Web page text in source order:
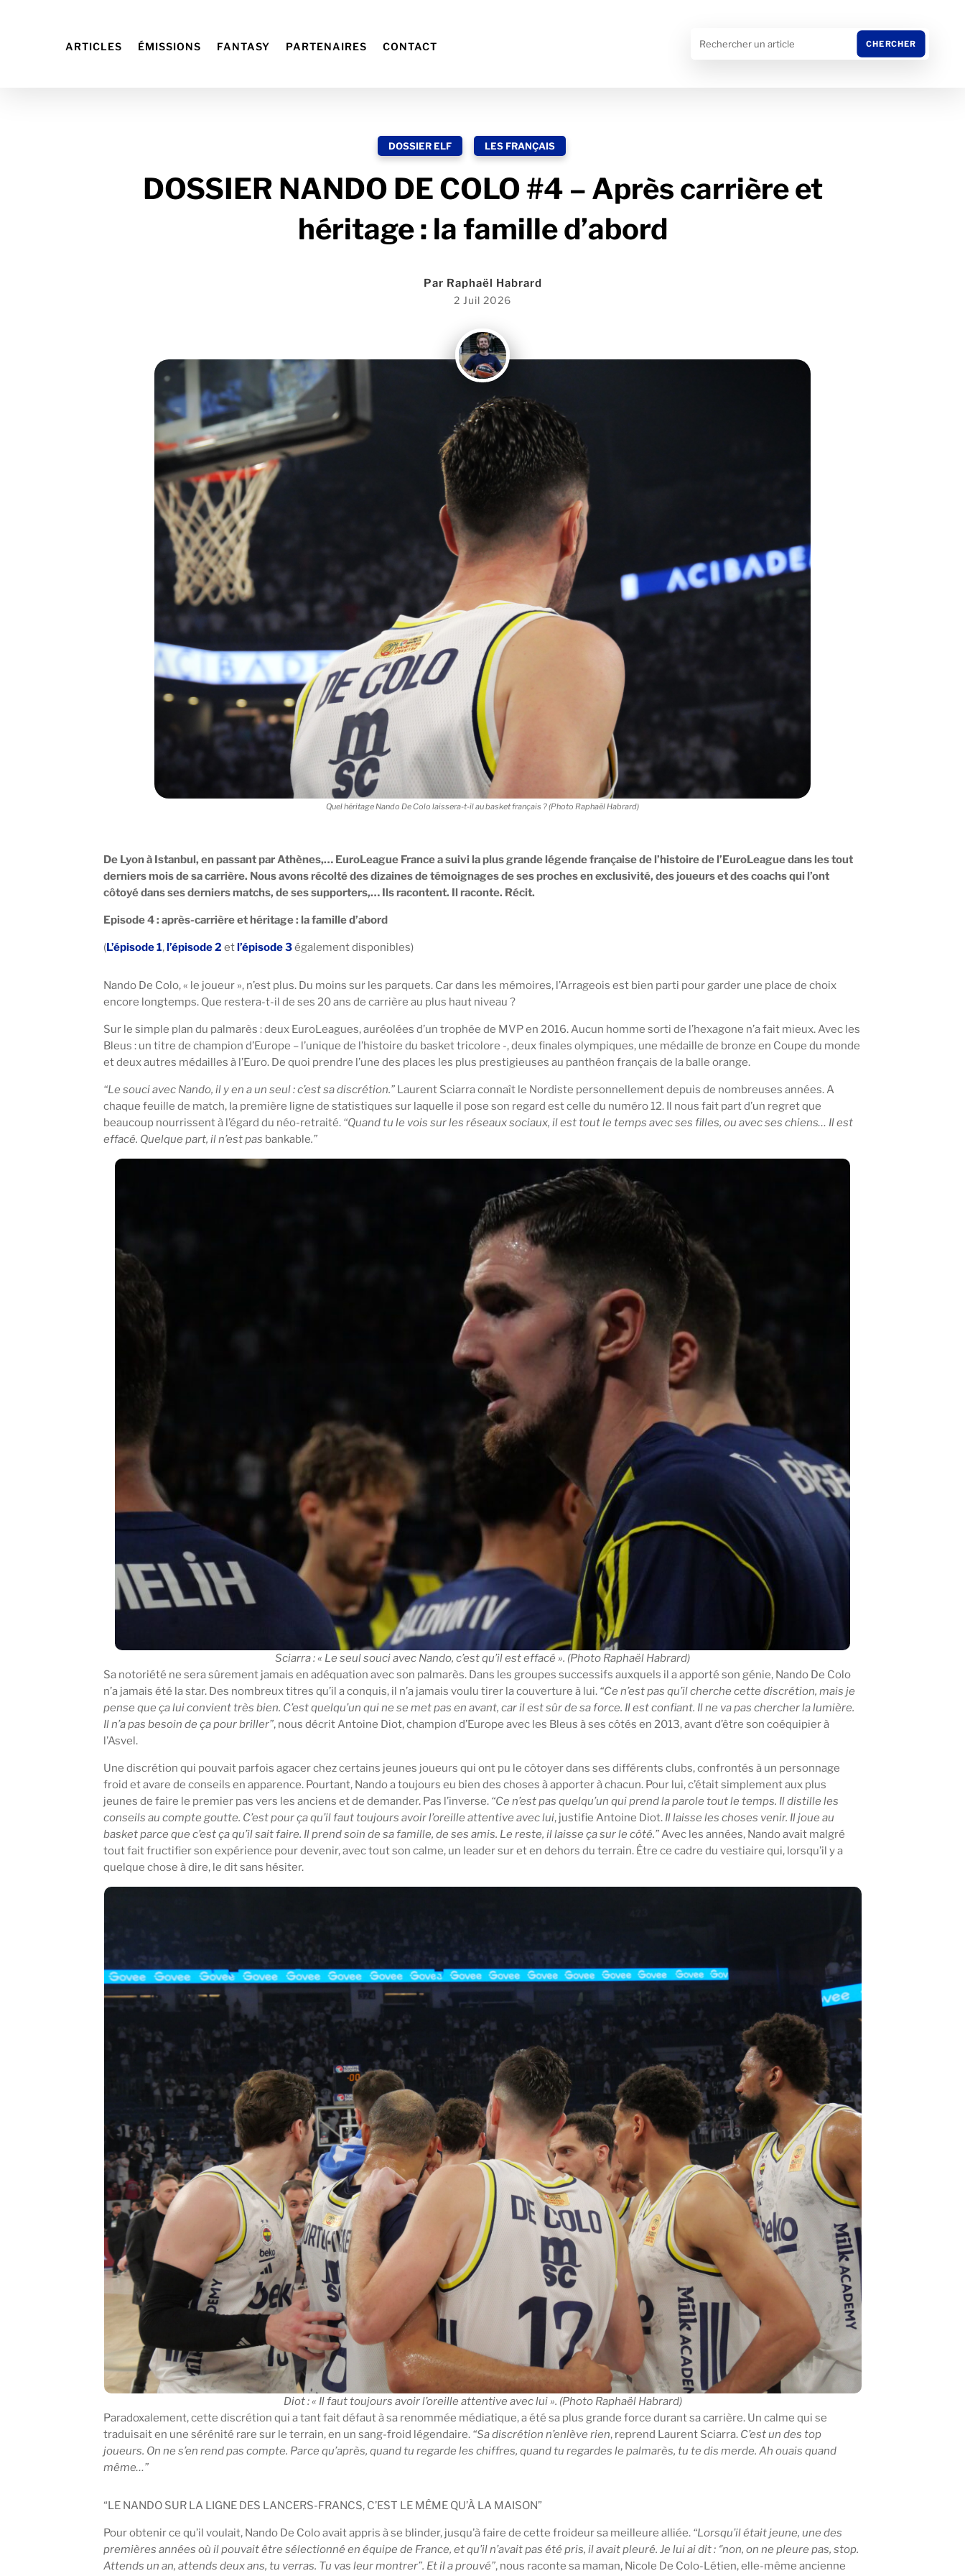
ARTICLES ÉMISSIONS FANTASY PARTENAIRES CONTACT
DOSSIER ELF LES FRANÇAIS
DOSSIER NANDO DE COLO #4 – Après carrière et
héritage : la famille d’abord
Par Raphaël Habrard
2 Juil 2026
Quel héritage Nando De Colo laissera-t-il au basket français ? (Photo Raphaël Habrard)
De Lyon à Istanbul, en passant par Athènes,… EuroLeague France a suivi la plus grande légende française de l’histoire de l’EuroLeague dans les tout
derniers mois de sa carrière. Nous avons récolté des dizaines de témoignages de ses proches en exclusivité, des joueurs et des coachs qui l’ont
côtoyé dans ses derniers matchs, de ses supporters,… Ils racontent. Il raconte. Récit.
Episode 4 : après-carrière et héritage : la famille d’abord
(L’épisode 1,l’épisode 2 etl’épisode 3également disponibles)
Nando De Colo, « le joueur », n’est plus. Du moins sur les parquets. Car dans les mémoires, l’Arrageois est bien parti pour garder une place de choix
encore longtemps. Que restera-t-il de ses 20 ans de carrière au plus haut niveau ?
Sur le simple plan du palmarès : deux EuroLeagues, auréolées d’un trophée de MVP en 2016. Aucun homme sorti de l’hexagone n’a fait mieux. Avec les
Bleus : un titre de champion d’Europe – l’unique de l’histoire du basket tricolore -, deux finales olympiques, une médaille de bronze en Coupe du monde
et deux autres médailles à l’Euro. De quoi prendre l’une des places les plus prestigieuses au panthéon français de la balle orange.
“Le souci avec Nando, il y en a un seul : c’est sa discrétion.” Laurent Sciarra connaît le Nordiste personnellement depuis de nombreuses années. A
chaque feuille de match, la première ligne de statistiques sur laquelle il pose son regard est celle du numéro 12. Il nous fait part d’un regret que
beaucoup nourrissent à l’égard du néo-retraité. “Quand tu le vois sur les réseaux sociaux, il est tout le temps avec ses filles, ou avec ses chiens… Il est
effacé. Quelque part, il n’est pas bankable.”
Sciarra : « Le seul souci avec Nando, c’est qu’il est effacé ». (Photo Raphaël Habrard)
Sa notoriété ne sera sûrement jamais en adéquation avec son palmarès. Dans les groupes successifs auxquels il a apporté son génie, Nando De Colo
n’a jamais été la star. Des nombreux titres qu’il a conquis, il n’a jamais voulu tirer la couverture à lui. “Ce n’est pas qu’il cherche cette discrétion, mais je
pense que ça lui convient très bien. C’est quelqu’un qui ne se met pas en avant, car il est sûr de sa force. Il est confiant. Il ne va pas chercher la lumière.
Il n’a pas besoin de ça pour briller”, nous décrit Antoine Diot, champion d’Europe avec les Bleus à ses côtés en 2013, avant d’être son coéquipier à
l’Asvel.
Une discrétion qui pouvait parfois agacer chez certains jeunes joueurs qui ont pu le côtoyer dans ses différents clubs, confrontés à un personnage
froid et avare de conseils en apparence. Pourtant, Nando a toujours eu bien des choses à apporter à chacun. Pour lui, c’était simplement aux plus
jeunes de faire le premier pas vers les anciens et de demander. Pas l’inverse. “Ce n’est pas quelqu’un qui prend la parole tout le temps. Il distille les
conseils au compte goutte. C’est pour ça qu’il faut toujours avoir l’oreille attentive avec lui, justifie Antoine Diot. Il laisse les choses venir. Il joue au
basket parce que c’est ça qu’il sait faire. Il prend soin de sa famille, de ses amis. Le reste, il laisse ça sur le côté.”Avec les années, Nando avait malgré
tout fait fructifier son expérience pour devenir, avec tout son calme, un leader sur et en dehors du terrain. Être ce cadre du vestiaire qui, lorsqu’il y a
quelque chose à dire, le dit sans hésiter.
Diot : « Il faut toujours avoir l’oreille attentive avec lui ». (Photo Raphaël Habrard)
Paradoxalement, cette discrétion qui a tant fait défaut à sa renommée médiatique, a été sa plus grande force durant sa carrière. Un calme qui se
traduisait en une sérénité rare sur le terrain, en un sang-froid légendaire. “Sa discrétion n’enlève rien, reprend Laurent Sciarra. C’est un des top
joueurs. On ne s’en rend pas compte. Parce qu’après, quand tu regarde les chiffres, quand tu regardes le palmarès, tu te dis merde. Ah ouais quand
même…”
“LE NANDO SUR LA LIGNE DES LANCERS-FRANCS, C’EST LE MÊME QU’À LA MAISON”
Pour obtenir ce qu’il voulait, Nando De Colo avait appris à se blinder, jusqu’à faire de cette froideur sa meilleure alliée. “Lorsqu’il était jeune, une des
premières années où il pouvait être sélectionné en équipe de France, et qu’il n’avait pas été pris, il avait pleuré. Je lui ai dit : ‘’non, on ne pleure pas, stop.
Attends un an, attends deux ans, tu verras. Tu vas leur montrer”. Et il a prouvé”, nous raconte sa maman, Nicole De Colo-Létien, elle-même ancienne